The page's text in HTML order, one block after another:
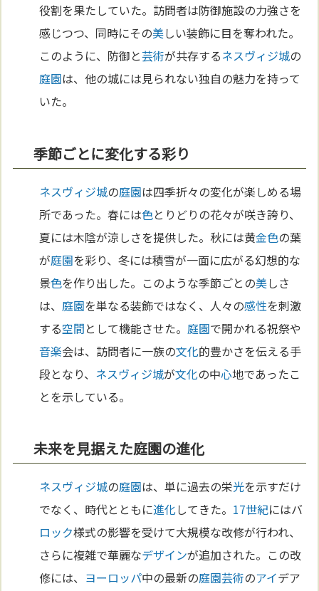
役割を果たしていた。訪問者は防御施設の力強さを
感じつつ、同時にその美しい装飾に目を奪われた。
このように、防御と芸術が共存するネスヴィジ城の
庭園は、他の城には見られない独自の魅力を持って
いた。
季節ごとに変化する彩り
ネスヴィジ城の庭園は四季折々の変化が楽しめる場
所であった。春には色とりどりの花々が咲き誇り、
夏には木陰が涼しさを提供した。秋には黄金色の葉
が庭園を彩り、冬には積雪が一面に広がる幻想的な
景色を作り出した。このような季節ごとの美しさ
は、 庭園を単なる装飾ではなく、人々の感性を刺激
する空間として機能させた。 庭園で開かれる祝祭や
音楽会は、訪問者に一族の文化的豊かさを伝える手
段となり、 ネスヴィジ城が文化の中心地であったこ
とを示している。
未来を見据えた庭園の進化
ネスヴィジ城の庭園は、単に過去の栄光を示すだけ
でなく、時代とともに進化してきた。 17世紀にはバ
ロック様式の影響を受けて大規模な改修が行われ、
さらに複雑で華麗なデザインが追加された。この改
修には、 ヨーロッパ中の最新の庭園芸術のアイデア